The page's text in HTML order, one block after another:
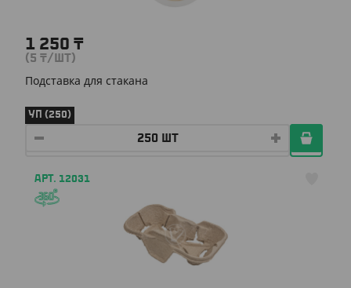
1 250 ₸
(5 ₸/ШТ)
Подставка для стакана
УП (250)
АРТ. 12031